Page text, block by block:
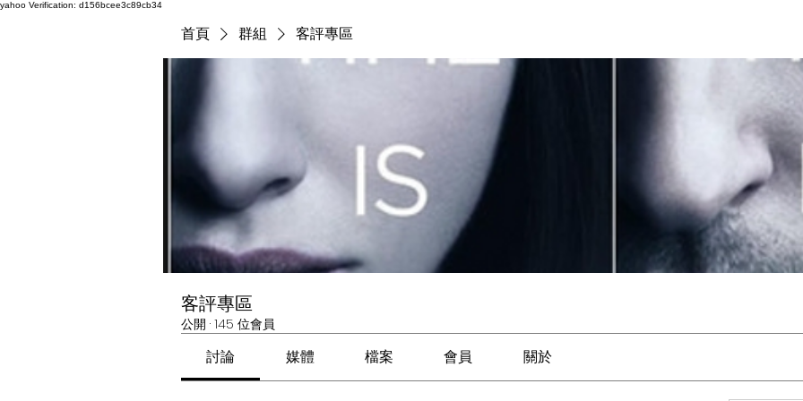
yahoo Verification: d156bcee3c89cb34
首頁 群組 客評專區
客評專區
公開 · 145 位會員
討論 媒體 檔案 會員 關於